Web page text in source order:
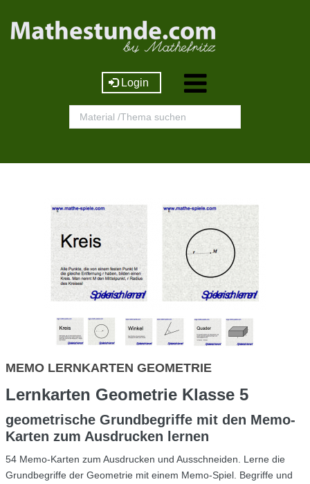
Login
MEMO LERNKARTEN GEOMETRIE
Lernkarten Geometrie Klasse 5
geometrische Grundbegriffe mit den Memo-
Karten zum Ausdrucken lernen
54 Memo-Karten zum Ausdrucken und Ausschneiden. Lerne die
Grundbegriffe der Geometrie mit einem Memo-Spiel. Begriffe und